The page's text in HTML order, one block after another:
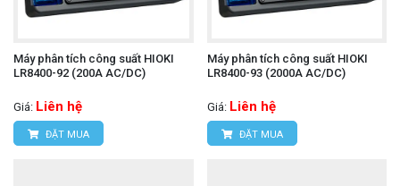
Máy phân tích công suất HIOKI
LR8400-92 (200A AC/DC)
Giá: Liên hệ
ĐẶT MUA
Máy phân tích công suất HIOKI
LR8400-93 (2000A AC/DC)
Giá: Liên hệ
ĐẶT MUA